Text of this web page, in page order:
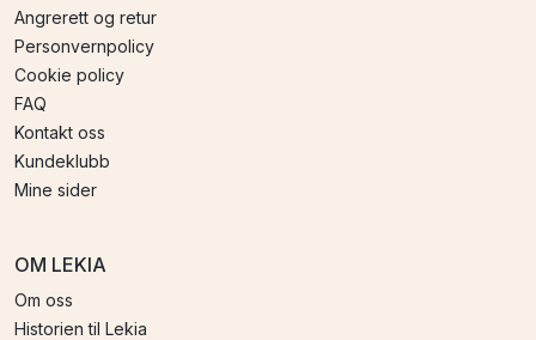
Angrerett og retur
Personvernpolicy
Cookie policy
FAQ
Kontakt oss
Kundeklubb
Mine sider
OM LEKIA
Om oss
Historien til Lekia